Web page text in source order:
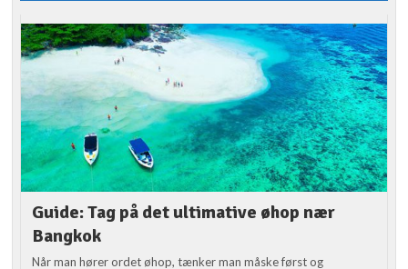
Guide: Tag på det ultimative øhop nær
Bangkok
Når man hører ordet øhop, tænker man måske først og